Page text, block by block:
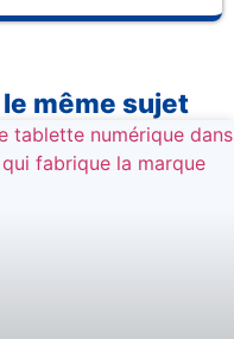
même sujet